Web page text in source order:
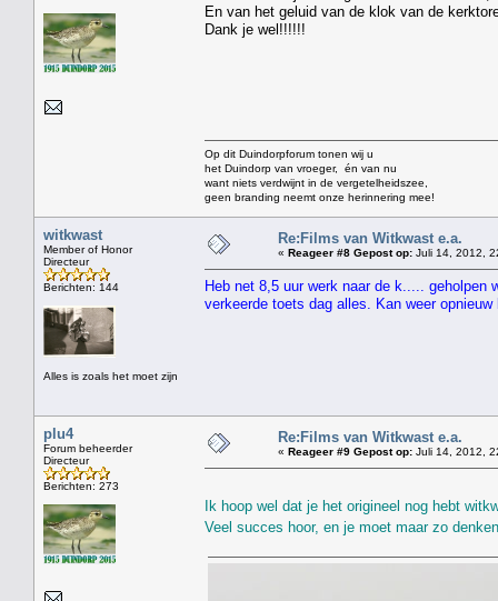
En van het geluid van de klok van de
Dank je wel!!!!!!
Op dit Duindorpforum tonen wij u
het Duindorp van vroeger, én van nu
want niets verdwijnt in de vergetelheidszee,
geen branding neemt onze herinnering mee!
witkwast
Member of Honor
Directeur
Berichten: 144
Alles is zoals het moet zijn
Re:Films van Witkwast e.a.
« Reageer #8 Gepost op: Juli 14, 2012,
Heb net 8,5 uur werk naar de k.....
verkeerde toets dag alles. Kan weer
plu4
Forum beheerder
Directeur
Berichten: 273
Re:Films van Witkwast e.a.
« Reageer #9 Gepost op: Juli 14, 2012,
Ik hoop wel dat je het origineel nog hebt
Veel succes hoor, en je moet maar zo